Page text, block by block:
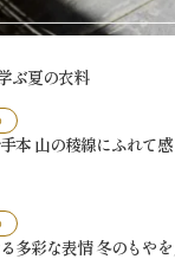
ぶ夏の衣料
本 山の稜線にふれて
多彩な表情 冬のもや